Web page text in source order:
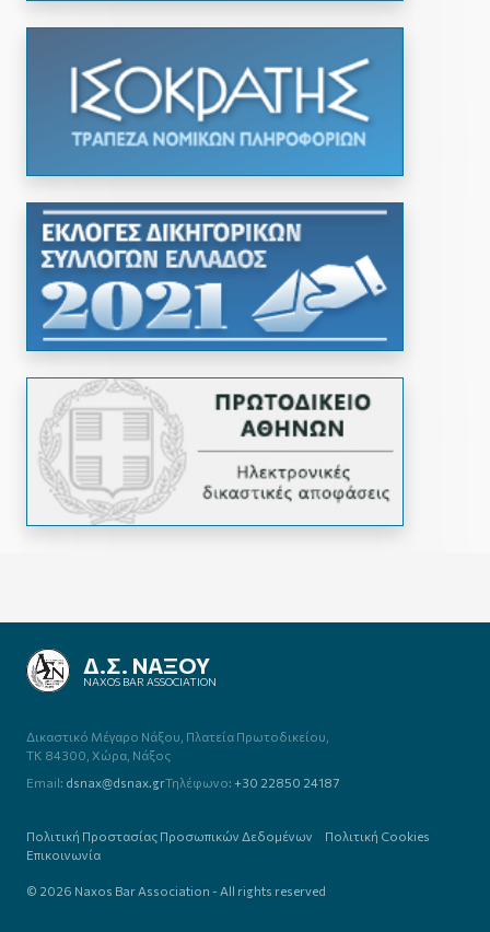
ΔΙΚΗΓΟΡΙΚΟΣ ΣΥΛΛΟΓΟΣ
ΝΑΞΟΥ
NAXOS BAR ASSOCIATION
Δικαστικό Μέγαρο Νάξου, Πλατεία Πρωτοδικείου,
TK 84300, Χώρα, Νάξος
Email: dsnax@dsnax.grΤηλέφωνο: +30 22850 24187
Πολιτική Προστασίας Προσωπικών Δεδομένων
Πολιτική Cookies
Επικοινωνία
© 2026 Naxos Bar Association - All rights reserved